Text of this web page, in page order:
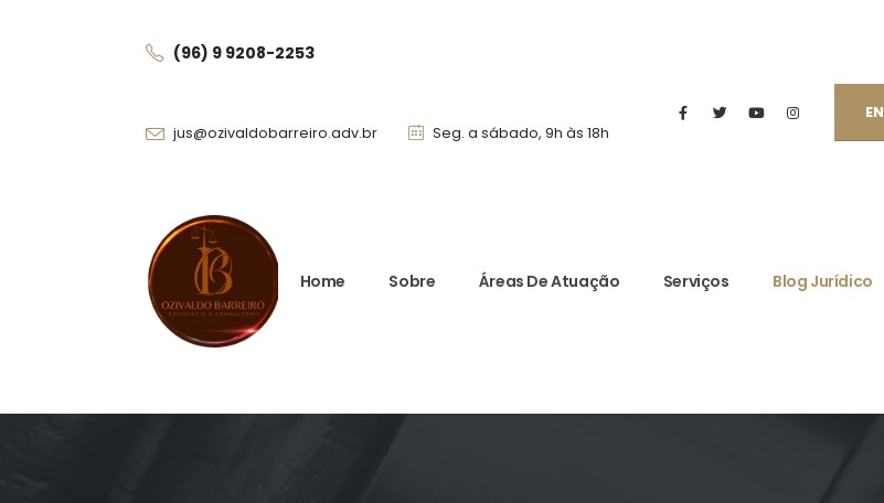
(96) 9 9208-2253
jus@ozivaldobarreiro.adv.br Seg. a sábado, 9h às 18h
Home Sobre Áreas De Atuação Serviços Blog Jurídico